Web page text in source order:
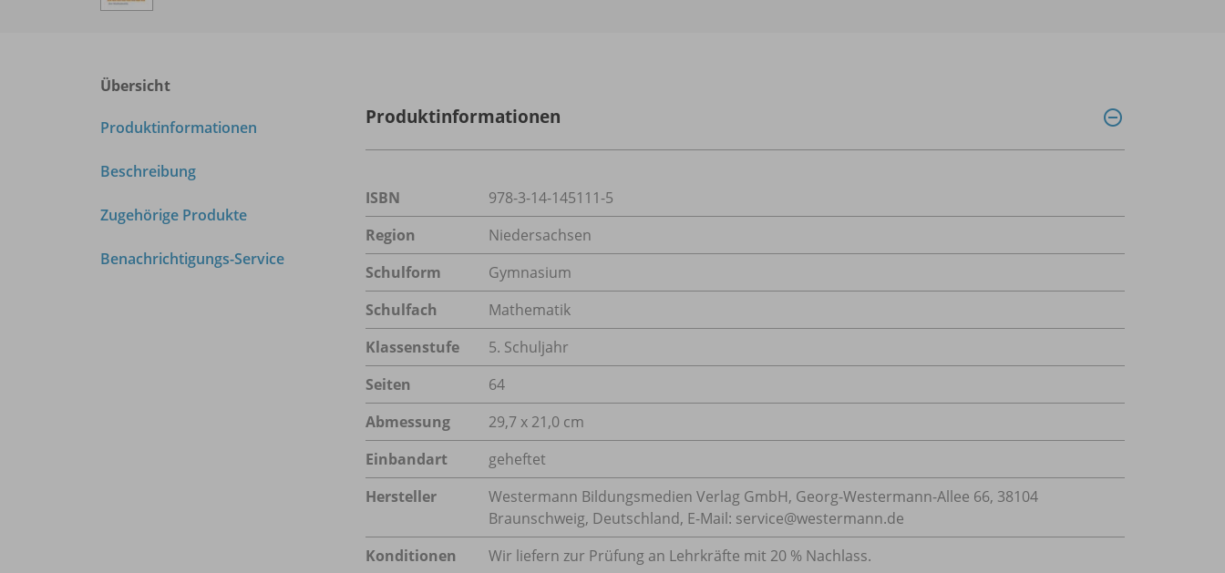
Übersicht
Produktinformationen
Beschreibung
Zugehörige Produkte
Benachrichtigungs-Service
Produktinformationen
ISBN
978-3-14-145111-5
Region
Niedersachsen
Schulform
Gymnasium
Schulfach
Mathematik
Klassenstufe
5. Schuljahr
Seiten
64
Abmessung
29,7 x 21,0 cm
Einbandart
geheftet
Hersteller
Westermann Bildungsmedien Verlag GmbH, Georg-Westermann-Allee 66, 38104
Braunschweig, Deutschland, E-Mail: service@westermann.de
Konditionen
Wir liefern zur Prüfung an Lehrkräfte mit 20 % Nachlass.